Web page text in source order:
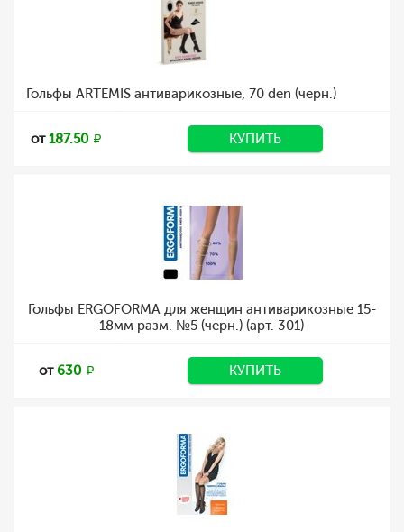
Гольфы ARTEMIS антиварикозные, 70 den (черн.)
от187.50 КУПИТЬ
Гольфы ERGOFORMA для женщин антиварикозные 15-
18мм разм. №5 (черн.) (арт. 301)
от630 КУПИТЬ